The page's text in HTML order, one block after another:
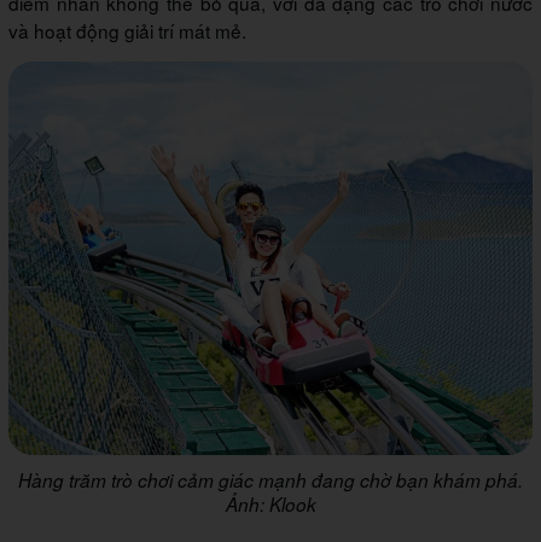
và hoạt động giải trí mát mẻ.
Hàng trăm trò chơi cảm giác mạnh đang chờ bạn khám phá.
Ảnh: Klook